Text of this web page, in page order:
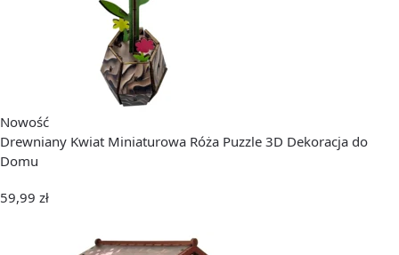
Nowość
Drewniany Kwiat Miniaturowa Róża Puzzle 3D Dekoracja do
Domu
59,99 zł